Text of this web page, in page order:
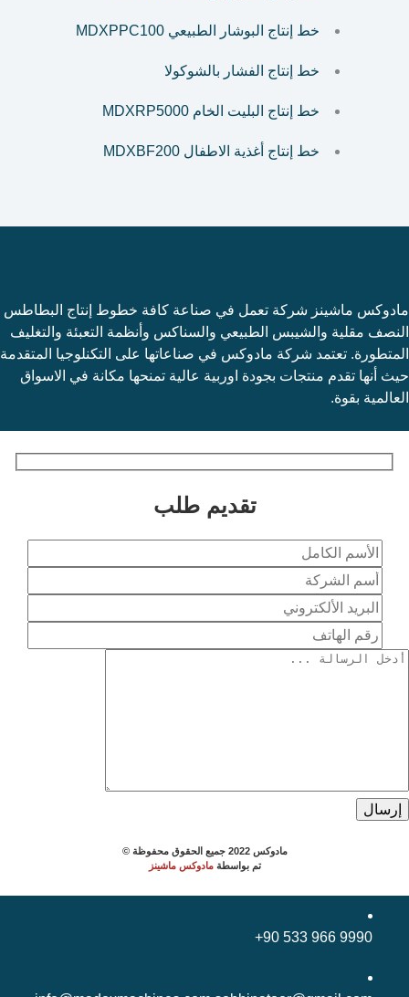
خط إنتاج البوشار الطبيعي MDXPPC100
خط إنتاج الفشار بالشوكولا
خط إنتاج البليت الخام MDXRP5000
خط إنتاج أغذية الاطفال MDXBF200
مادوكس ماشينز شركة تعمل في صناعة كافة خطوط إنتاج البطاطس
النصف مقلية والشيبس الطبيعي والسناكس وأنظمة التعبئة والتغليف
المتطورة. تعتمد شركة مادوكس في صناعاتها على التكنلوجيا المتقدمة
حيث أنها تقدم منتجات بجودة اوربية عالية تمنحها مكانة في الاسواق
العالمية بقوة.
تقديم طلب
مادوكس2022 جميع الحقوق محفوظة ©
تم بواسطةمادوكس ماشينز
+90 533 966 9990